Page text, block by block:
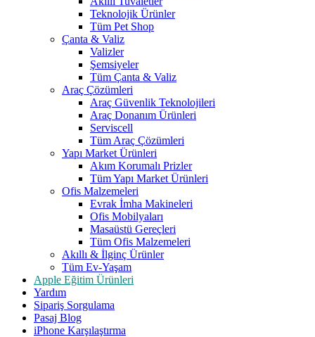
Teknolojik Ürünler
Tüm Pet Shop
Çanta & Valiz
Valizler
Şemsiyeler
Tüm Çanta & Valiz
Araç Çözümleri
Araç Güvenlik Teknolojileri
Araç Donanım Ürünleri
Serviscell
Tüm Araç Çözümleri
Yapı Market Ürünleri
Akım Korumalı Prizler
Tüm Yapı Market Ürünleri
Ofis Malzemeleri
Evrak İmha Makineleri
Ofis Mobilyaları
Masaüstü Gereçleri
Tüm Ofis Malzemeleri
Akıllı & İlginç Ürünler
Tüm Ev-Yaşam
Apple Eğitim Ürünleri
Yardım
Sipariş Sorgulama
Pasaj Blog
iPhone Karşılaştırma